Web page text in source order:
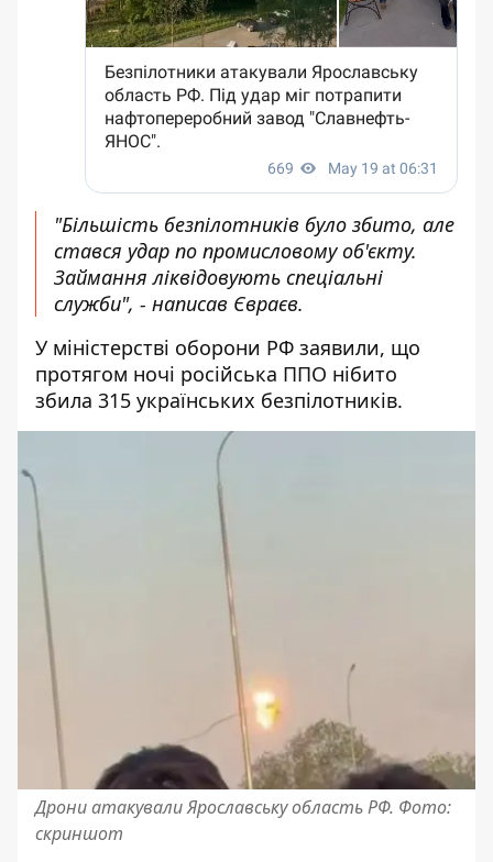
"Більшість безпілотників було збито, але
стався удар по промисловому об'єкту.
Займання ліквідовують спеціальні
служби", - написав Євраєв.
У міністерстві оборони РФ заявили, що
протягом ночі російська ППО нібито
збила 315 українських безпілотників.
Дрони атакували Ярославську область РФ. Фото:
скриншот